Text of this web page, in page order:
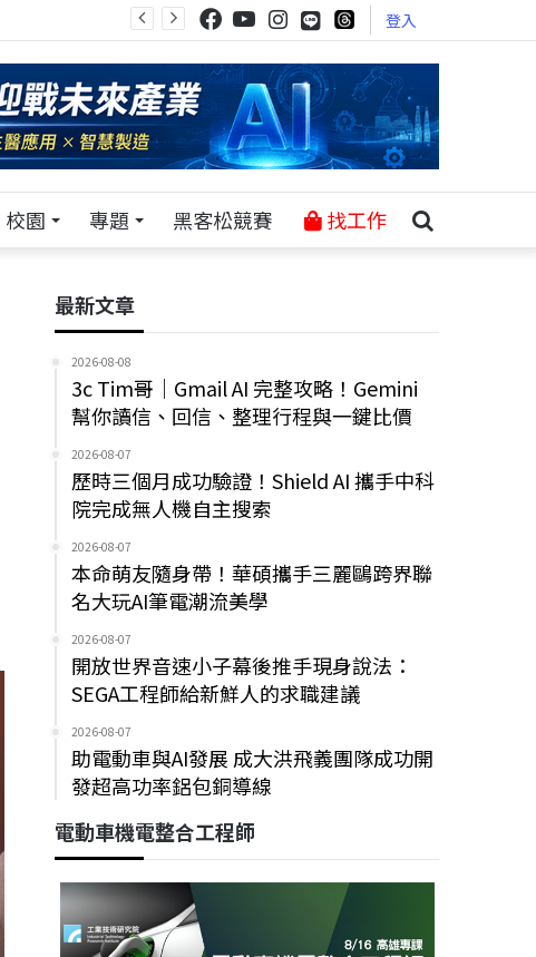
登入
校園 專題 黑客松競賽 找工作
最新文章
2026-08-08
3c Tim哥｜Gmail AI 完整攻略！Gemini
幫你讀信、回信、整理行程與一鍵比價
2026-08-07
歷時三個月成功驗證！Shield AI 攜手中科
院完成無人機自主搜索
2026-08-07
本命萌友隨身帶！華碩攜手三麗鷗跨界聯
名大玩AI筆電潮流美學
2026-08-07
開放世界音速小子幕後推手現身說法：
SEGA工程師給新鮮人的求職建議
2026-08-07
助電動車與AI發展 成大洪飛義團隊成功開
發超高功率鋁包銅導線
電動車機電整合工程師